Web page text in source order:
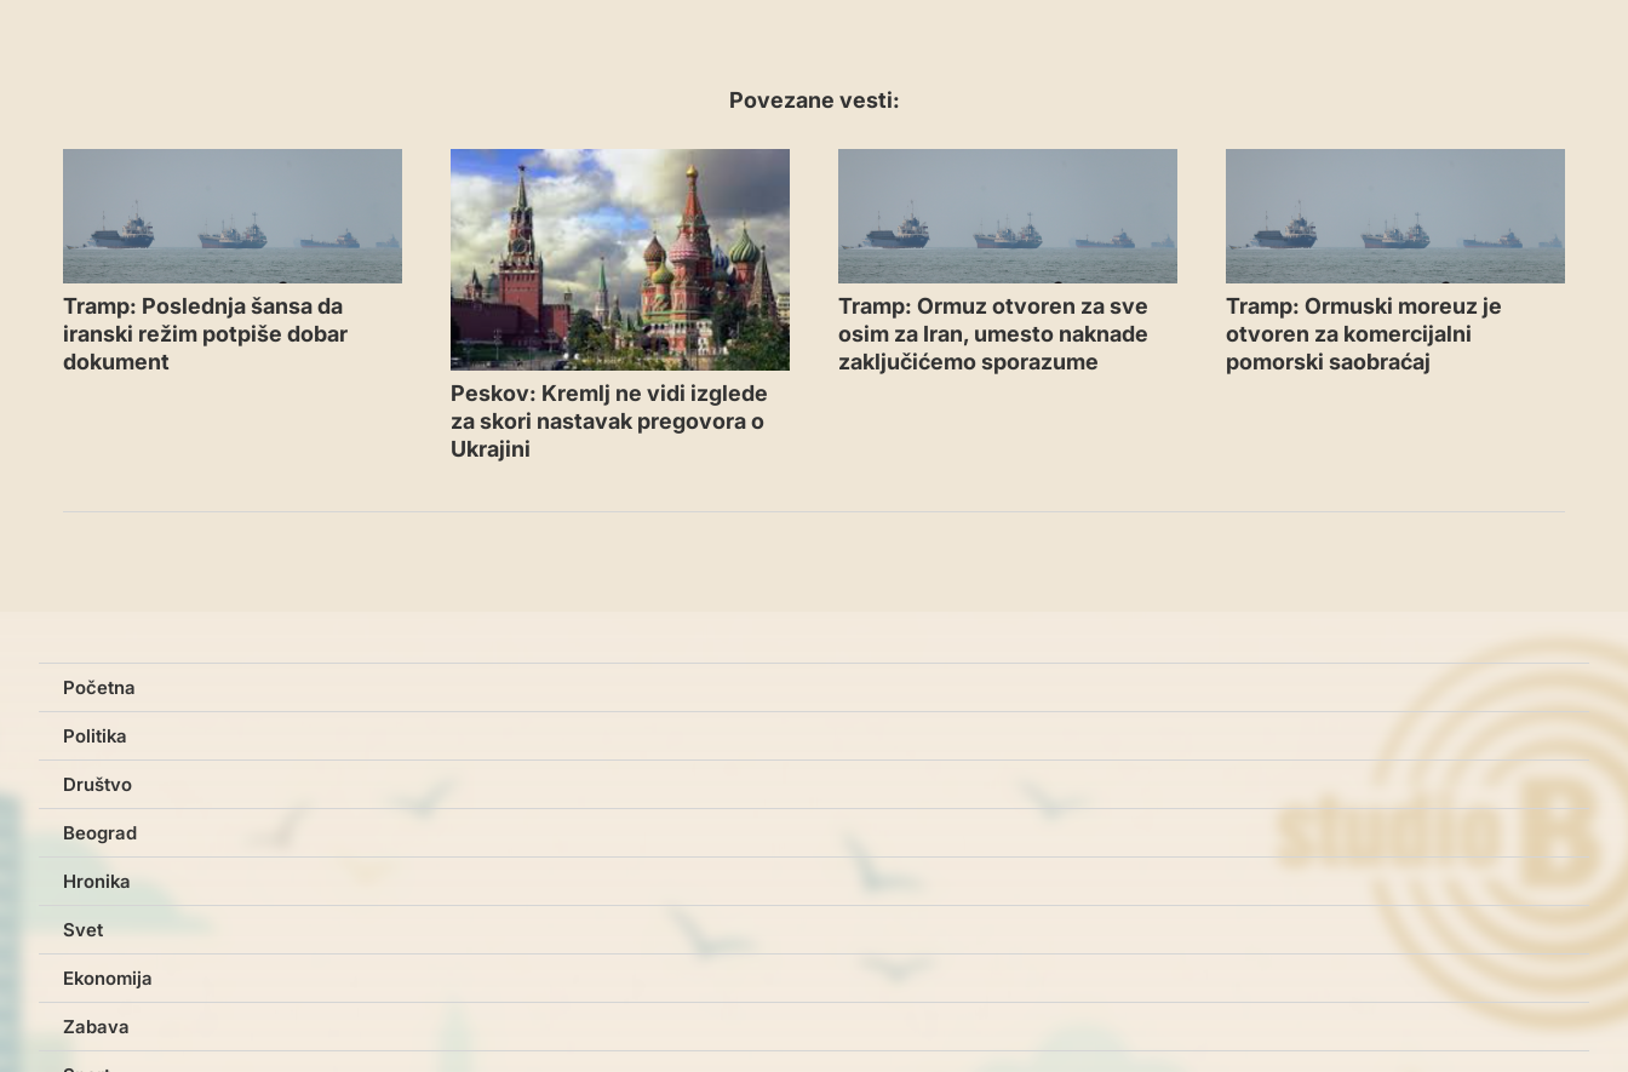
Povezane vesti:
Tramp: Poslednja šansa da
iranski režim potpiše dobar
dokument
Peskov: Kremlj ne vidi izglede
za skori nastavak pregovora o
Ukrajini
Tramp: Ormuz otvoren za sve
osim za Iran, umesto naknade
zaključićemo sporazume
Tramp: Ormuski moreuz je
otvoren za komercijalni
pomorski saobraćaj
Početna
Politika
Društvo
Beograd
Hronika
Svet
Ekonomija
Zabava